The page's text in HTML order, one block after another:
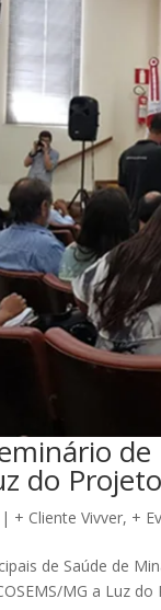
do
| + Cliente Vivver, +
de Saúde de
MG a Luz